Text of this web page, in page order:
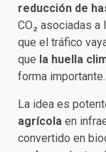
reducción de
CO₂ asociadas
que el tráfico
que la huella
forma importante.
La idea es
agrícola en
convertido en